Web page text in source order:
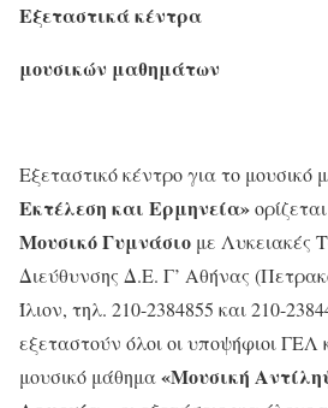
Εξεταστικά κέντρα
μουσικών μαθημάτων
Εξεταστικό κέντρο για το μουσικό
Εκτέλεση και Ερμηνεία»
Μουσικό Γυμνάσιο με Λυκειακές
Διεύθυνσης Δ.Ε. Γ’ Αθήνας
Ίλιον, τηλ. 210-2384855 και 210-
εξεταστούν όλοι οι υποψήφιοι
μουσικό μάθημα«Μουσική